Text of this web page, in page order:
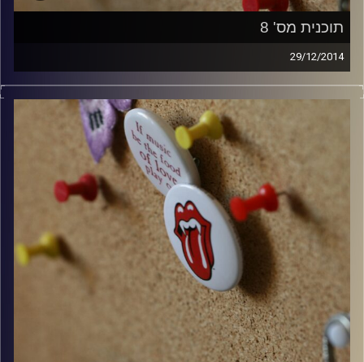
תוכנית מס' 8
29/12/2014
קלאסיקות רוק עם אורן הוף.
włodi